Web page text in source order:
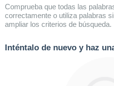
Comprueba que todas las
correctamente o utiliza palabras
ampliar los criterios de búsqueda.
Inténtalo de nuevo y haz